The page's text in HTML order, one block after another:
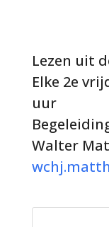
Lezen uit
Elke 2e
uur
Walter